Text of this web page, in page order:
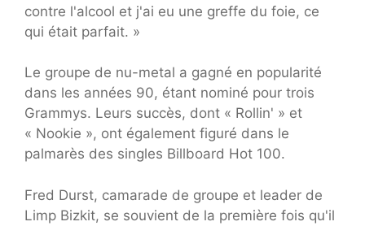
contre l'alcool et j'ai eu une greffe du foie, ce
qui était parfait. »
Le groupe de nu-metal a gagné en popularité
dans les années 90, étant nominé pour trois
Grammys. Leurs succès, dont « Rollin' » et
« Nookie », ont également figuré dans le
palmarès des singles Billboard Hot 100.
Fred Durst, camarade de groupe et leader de
Limp Bizkit, se souvient de la première fois qu'il